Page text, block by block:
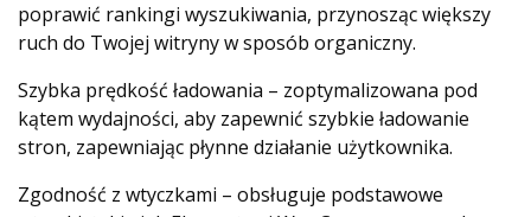
poprawić rankingi wyszukiwania, przynosząc większy
ruch do Twojej witryny w sposób organiczny.
Szybka prędkość ładowania – zoptymalizowana pod
kątem wydajności, aby zapewnić szybkie ładowanie
stron, zapewniając płynne działanie użytkownika.
Zgodność z wtyczkami – obsługuje podstawowe